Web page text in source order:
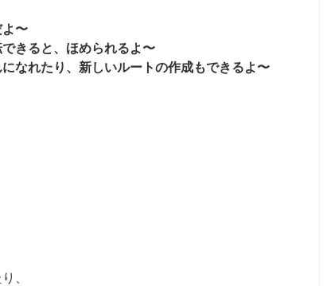
〜
きると、ほめられるよ〜
なれたり、新しいルートの作成もできるよ〜
、